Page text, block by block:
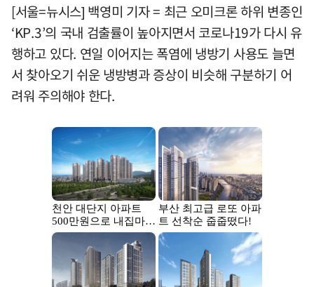
[서울=뉴시스] 백영미 기자 = 최근 오미크론 하위 변종인
‘KP.3’의 국내 검출률이 높아지면서 코로나19가 다시 유
행하고 있다. 연일 이어지는 폭염에 냉방기 사용도 늘면
서 찾아오기 쉬운 냉방병과 증상이 비슷해 구분하기 어
려워 주의해야 한다.